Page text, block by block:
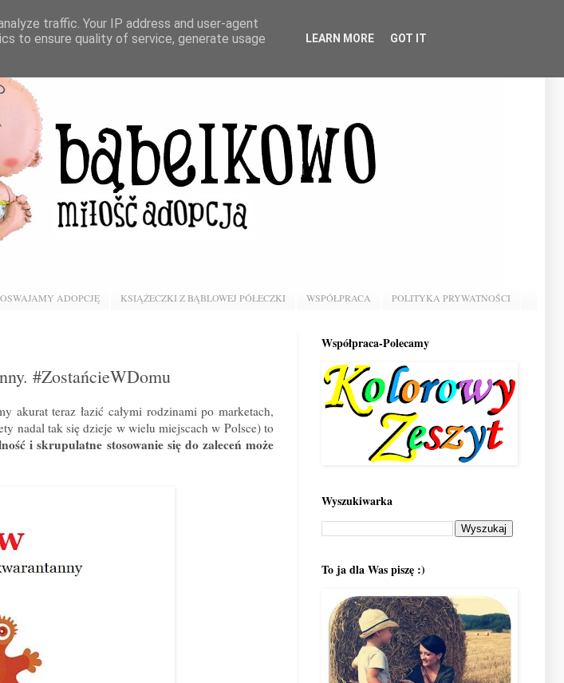
OSWAJAMY ADOPCJĘ KSIĄŻECZKI Z BĄBLOWEJ PÓŁECZKI WSPÓŁPRACA POLITYKA PRYWATNOŚCI
#ZostańcieWDomu
akurat teraz łazić całymi rodzinami po marketach,
nadal tak się dzieje w wielu miejscach w Polsce) to
i skrupulatne stosowanie się do zaleceń może
Współpraca-Polecamy
Wyszukiwarka
To ja dla Was piszę :)
traffic. Your IP address and user-agent
to ensure quality of service, generate usage
LEARN MORE GOT IT